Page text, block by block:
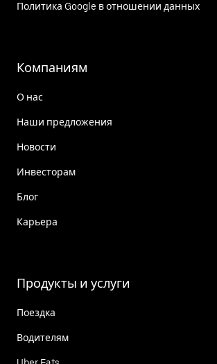
Политика Google в отношении данных
Компаниям
О нас
Наши предложения
Новости
Инвесторам
Блог
Карьера
Продукты и услуги
Поездка
Водителям